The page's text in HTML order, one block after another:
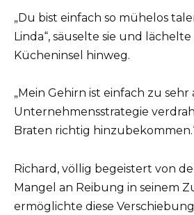
„Du bist einfach so mühelos
Linda“, säuselte sie und
Kücheninsel hinweg.
„Mein Gehirn ist einfach zu sehr
Unternehmensstrategie
Braten richtig
Richard, völlig begeistert von
Mangel an Reibung in seinem
ermöglichte diese